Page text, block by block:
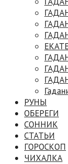
РУНЫ
ОБЕРЕГИ
СОННИК
СТАТЬИ
ГОРОСКОП
ЧИХАЛКА